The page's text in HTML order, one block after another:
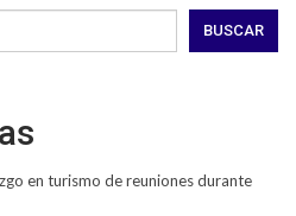
BUSCAR
en turismo de reuniones durante